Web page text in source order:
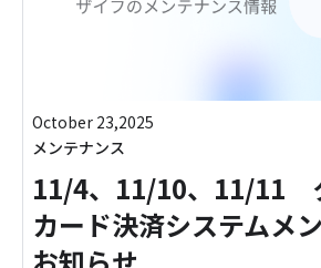
October 23,2025
メンテナンス
11/4、11/10、11/11
カード決済システムメ